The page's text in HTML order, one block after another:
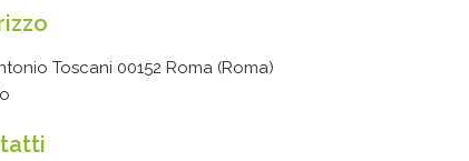
Toscani 00152 Roma (Roma)